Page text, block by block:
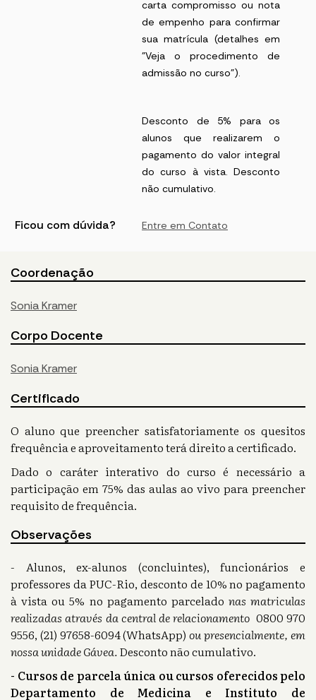
carta compromisso ou nota
de empenho para confirmar
sua matrícula (detalhes em
"Veja o procedimento de
admissão no curso").
Desconto de 5% para os
alunos que realizarem o
pagamento do valor integral
do curso à vista. Desconto
não cumulativo.
Ficou com dúvida? Entre em Contato
Coordenação
Sonia Kramer
Corpo Docente
Sonia Kramer
Certificado
O aluno que preencher satisfatoriamente os quesitos
frequência e aproveitamento terá direito a certificado.
Dado o caráter interativo do curso é necessário a
participação em 75% das aulas ao vivo para preencher
requisito de frequência.
Observações
- Alunos, ex-alunos (concluintes), funcionários e
professores da PUC-Rio, desconto de 10% no pagamento
à vista ou 5% no pagamento parcelado nas matriculas
realizadas através da central de relacionamento 0800 970
9556, (21) 97658-6094 (WhatsApp)ou presencialmente, em
nossa unidade Gávea.Desconto não cumulativo.
- Cursos de parcela única ou cursos oferecidos pelo
Departamento de Medicina e Instituto de